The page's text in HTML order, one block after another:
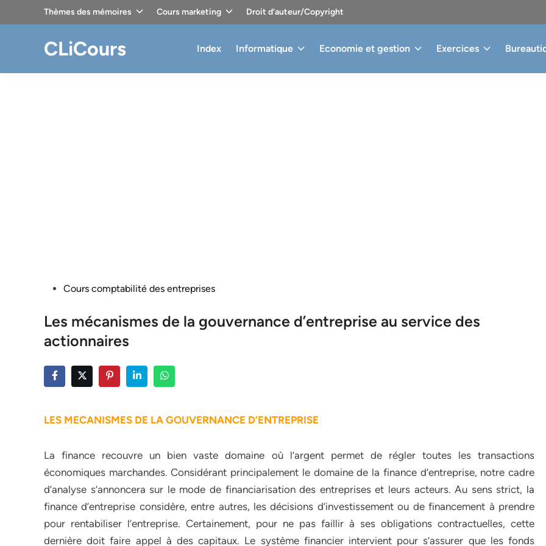
Thèmes des mémoires Cours marketing Droit d’auteur/Copyright
CLiCours Index Informatique Economie et gestion Exercices
PostedCours comptabilité des entreprises
Les mécanismes de la gouvernance d’entreprise au service des
actionnaires
LES MECANISMES DE LA GOUVERNANCE D’ENTREPRISE
La finance recouvre un bien vaste domaine où l’argent permet de régler toutes les transactions
économiques marchandes. Considérant principalement le domaine de la finance d’entreprise, notre cadre
d’analyse s’annoncera sur le mode de financiarisation des entreprises et leurs acteurs. Au sens strict, la
finance d’entreprise considère, entre autres, les décisions d’investissement ou de financement à prendre
pour rentabiliser l’entreprise. Certainement, pour ne pas faillir à ses obligations contractuelles, cette
dernière doit faire appel à des capitaux. Le système financier intervient pour s’assurer que les fonds